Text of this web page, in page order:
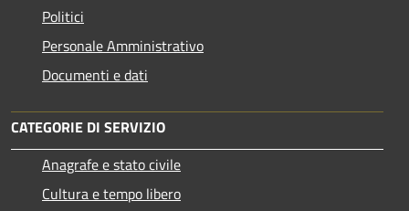
Politici
Personale Amministrativo
Documenti e dati
CATEGORIE DI SERVIZIO
Anagrafe e stato civile
Cultura e tempo libero